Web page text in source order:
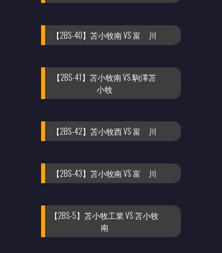
【2BS-40】苫小牧南 VS 富 川
【2BS-41】苫小牧南 VS 駒澤苫
小牧
【2BS-42】苫小牧西 VS 富 川
【2BS-43】苫小牧南 VS 富 川
【2BS-5】苫小牧工業 VS 苫小牧
南